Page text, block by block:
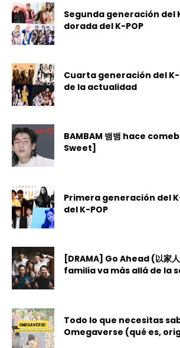
Segunda generación del
dorada del K-POP
Cuarta generación del K-
de la actualidad
BAMBAM 뱀뱀 hace
Sweet]
Primera generación del
del K-POP
[DRAMA] Go Ahead (以家
familia va más allá de la
Todo lo que necesitas
Omegaverse (qué es,